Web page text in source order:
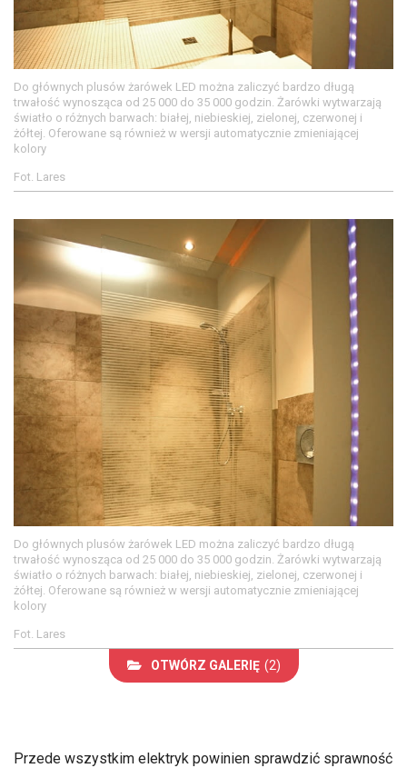
Do głównych plusów żarówek LED można zaliczyć bardzo długą
trwałość wynosząca od 25 000 do 35 000 godzin. Żarówki wytwarzają
światło o różnych barwach: białej, niebieskiej, zielonej, czerwonej i
żółtej. Oferowane są również w wersji automatycznie zmieniającej
kolory
Fot. Lares
Do głównych plusów żarówek LED można zaliczyć bardzo długą
trwałość wynosząca od 25 000 do 35 000 godzin. Żarówki wytwarzają
światło o różnych barwach: białej, niebieskiej, zielonej, czerwonej i
żółtej. Oferowane są również w wersji automatycznie zmieniającej
kolory
Fot. Lares
OTWÓRZ GALERIĘ (2)
Przede wszystkim elektryk powinien sprawdzić sprawność